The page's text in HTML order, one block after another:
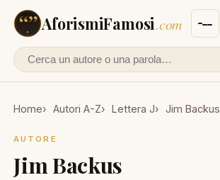
AforismiFamosi.com
Cerca un autore o un aforisma
Home Autori A-Z Lettera J Jim Backus
AUTORE
Jim Backus